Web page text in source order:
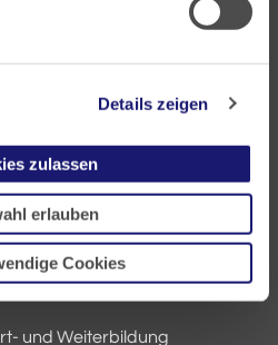
Details zeigen
zulassen
erlauben
Cookies
und Weiterbildung